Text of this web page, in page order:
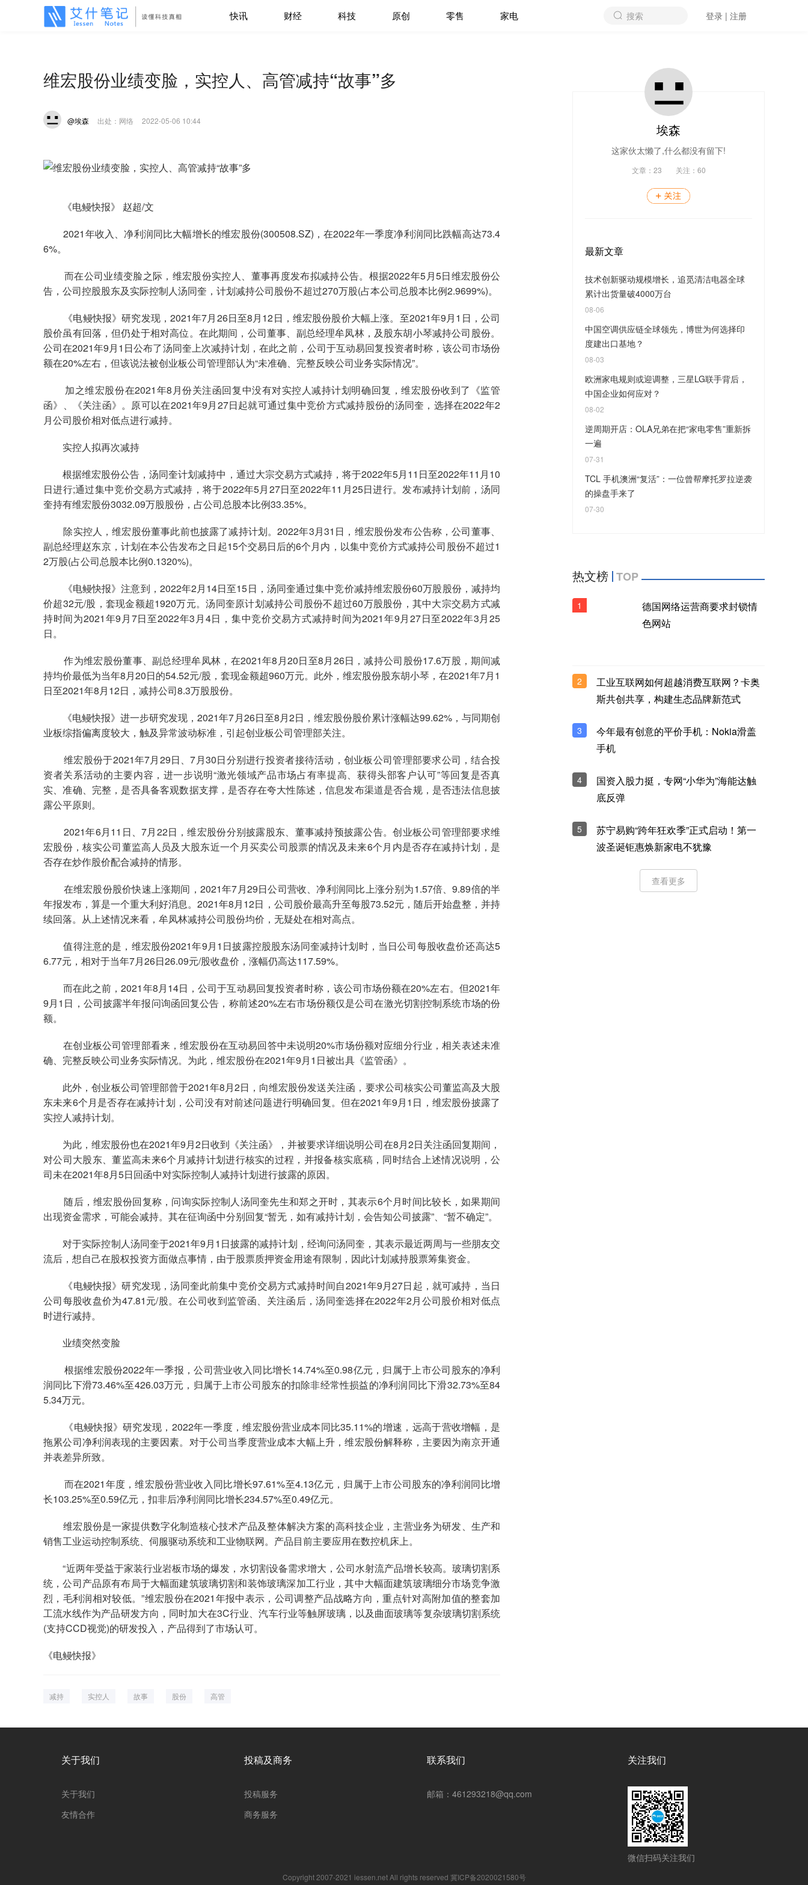
快讯 财经 科技 原创 零售 家电 搜索 登录 | 注册
维宏股份业绩变脸，实控人、高管减持“故事”多
@埃森 出处：网络 2022-05-06 10:44
《电鳗快报》 赵超/文
2021年收入、净利润同比大幅增长的维宏股份(300508.SZ)，在2022年一季度净利润同比跌幅高达73.4
6%。
而在公司业绩变脸之际，维宏股份实控人、董事再度发布拟减持公告。根据2022年5月5日维宏股份公
告，公司控股股东及实际控制人汤同奎，计划减持公司股份不超过270万股(占本公司总股本比例2.9699%)。
《电鳗快报》研究发现，2021年7月26日至8月12日，维宏股份股价大幅上涨。至2021年9月1日，公司
股价虽有回落，但仍处于相对高位。在此期间，公司董事、副总经理牟凤林，及股东胡小琴减持公司股份。
公司在2021年9月1日公布了汤同奎上次减持计划，在此之前，公司于互动易回复投资者时称，该公司市场份
额在20%左右，但该说法被创业板公司管理部认为“未准确、完整反映公司业务实际情况”。
加之维宏股份在2021年8月份关注函回复中没有对实控人减持计划明确回复，维宏股份收到了《监管
函》、《关注函》。原可以在2021年9月27日起就可通过集中竞价方式减持股份的汤同奎，选择在2022年2
月公司股价相对低点进行减持。
实控人拟再次减持
根据维宏股份公告，汤同奎计划减持中，通过大宗交易方式减持，将于2022年5月11日至2022年11月10
日进行;通过集中竞价交易方式减持，将于2022年5月27日至2022年11月25日进行。发布减持计划前，汤同
奎持有维宏股份3032.09万股股份，占公司总股本比例33.35%。
除实控人，维宏股份董事此前也披露了减持计划。2022年3月31日，维宏股份发布公告称，公司董事、
副总经理赵东京，计划在本公告发布之日起15个交易日后的6个月内，以集中竞价方式减持公司股份不超过1
2万股(占公司总股本比例0.1320%)。
《电鳗快报》注意到，2022年2月14日至15日，汤同奎通过集中竞价减持维宏股份60万股股份，减持均
价超32元/股，套现金额超1920万元。汤同奎原计划减持公司股份不超过60万股股份，其中大宗交易方式减
持时间为2021年9月7日至2022年3月4日，集中竞价交易方式减持时间为2021年9月27日至2022年3月25
日。
作为维宏股份董事、副总经理牟凤林，在2021年8月20日至8月26日，减持公司股份17.6万股，期间减
持均价最低为当年8月20日的54.52元/股，套现金额超960万元。此外，维宏股份股东胡小琴，在2021年7月1
日至2021年8月12日，减持公司8.3万股股份。
《电鳗快报》进一步研究发现，2021年7月26日至8月2日，维宏股份股价累计涨幅达99.62%，与同期创
业板综指偏离度较大，触及异常波动标准，引起创业板公司管理部关注。
维宏股份于2021年7月29日、7月30日分别进行投资者接待活动，创业板公司管理部要求公司，结合投
资者关系活动的主要内容，进一步说明“激光领域产品市场占有率提高、获得头部客户认可”等回复是否真
实、准确、完整，是否具备客观数据支撑，是否存在夸大性陈述，信息发布渠道是否合规，是否违法信息披
露公平原则。
2021年6月11日、7月22日，维宏股份分别披露股东、董事减持预披露公告。创业板公司管理部要求维
宏股份，核实公司董监高人员及大股东近一个月买卖公司股票的情况及未来6个月内是否存在减持计划，是
否存在炒作股价配合减持的情形。
在维宏股份股价快速上涨期间，2021年7月29日公司营收、净利润同比上涨分别为1.57倍、9.89倍的半
年报发布，算是一个重大利好消息。2021年8月12日，公司股价最高升至每股73.52元，随后开始盘整，并持
续回落。从上述情况来看，牟凤林减持公司股份均价，无疑处在相对高点。
值得注意的是，维宏股份2021年9月1日披露控股股东汤同奎减持计划时，当日公司每股收盘价还高达5
6.77元，相对于当年7月26日26.09元/股收盘价，涨幅仍高达117.59%。
而在此之前，2021年8月14日，公司于互动易回复投资者时称，该公司市场份额在20%左右。但2021年
9月1日，公司披露半年报问询函回复公告，称前述20%左右市场份额仅是公司在激光切割控制系统市场的份
额。
在创业板公司管理部看来，维宏股份在互动易回答中未说明20%市场份额对应细分行业，相关表述未准
确、完整反映公司业务实际情况。为此，维宏股份在2021年9月1日被出具《监管函》。
此外，创业板公司管理部曾于2021年8月2日，向维宏股份发送关注函，要求公司核实公司董监高及大股
东未来6个月是否存在减持计划，公司没有对前述问题进行明确回复。但在2021年9月1日，维宏股份披露了
实控人减持计划。
为此，维宏股份也在2021年9月2日收到《关注函》，并被要求详细说明公司在8月2日关注函回复期间，
对公司大股东、董监高未来6个月减持计划进行核实的过程，并报备核实底稿，同时结合上述情况说明，公
司未在2021年8月5日回函中对实际控制人减持计划进行披露的原因。
随后，维宏股份回复称，问询实际控制人汤同奎先生和郑之开时，其表示6个月时间比较长，如果期间
出现资金需求，可能会减持。其在征询函中分别回复“暂无，如有减持计划，会告知公司披露”、“暂不确定”。
对于实际控制人汤同奎于2021年9月1日披露的减持计划，经询问汤同奎，其表示最近两周与一些朋友交
流后，想自己在股权投资方面做点事情，由于股票质押资金用途有限制，因此计划减持股票筹集资金。
《电鳗快报》研究发现，汤同奎此前集中竞价交易方式减持时间自2021年9月27日起，就可减持，当日
公司每股收盘价为47.81元/股。在公司收到监管函、关注函后，汤同奎选择在2022年2月公司股价相对低点
时进行减持。
业绩突然变脸
根据维宏股份2022年一季报，公司营业收入同比增长14.74%至0.98亿元，归属于上市公司股东的净利
润同比下滑73.46%至426.03万元，归属于上市公司股东的扣除非经常性损益的净利润同比下滑32.73%至84
5.34万元。
《电鳗快报》研究发现，2022年一季度，维宏股份营业成本同比35.11%的增速，远高于营收增幅，是
拖累公司净利润表现的主要因素。对于公司当季度营业成本大幅上升，维宏股份解释称，主要因为南京开通
并表差异所致。
而在2021年度，维宏股份营业收入同比增长97.61%至4.13亿元，归属于上市公司股东的净利润同比增
长103.25%至0.59亿元，扣非后净利润同比增长234.57%至0.49亿元。
维宏股份是一家提供数字化制造核心技术产品及整体解决方案的高科技企业，主营业务为研发、生产和
销售工业运动控制系统、伺服驱动系统和工业物联网。产品目前主要应用在数控机床上。
“近两年受益于家装行业岩板市场的爆发，水切割设备需求增大，公司水射流产品增长较高。玻璃切割系
统，公司产品原有布局于大幅面建筑玻璃切割和装饰玻璃深加工行业，其中大幅面建筑玻璃细分市场竞争激
烈，毛利润相对较低。”维宏股份在2021年报中表示，公司调整产品战略方向，重点针对高附加值的整套加
工流水线作为产品研发方向，同时加大在3C行业、汽车行业等触屏玻璃，以及曲面玻璃等复杂玻璃切割系统
(支持CCD视觉)的研发投入，产品得到了市场认可。
《电鳗快报》
减持 实控人 故事 股份 高管
埃森
这家伙太懒了,什么都没有留下!
文章： 23 关注： 60
最新文章
技术创新驱动规模增长，追觅清洁电器全球
累计出货量破4000万台
08-06
中国空调供应链全球领先，博世为何选择印
度建出口基地？
08-03
欧洲家电规则或迎调整，三星LG联手背后，
中国企业如何应对？
08-02
逆周期开店：OLA兄弟在把“家电零售”重新拆
一遍
07-31
TCL 手机澳洲“复活”：一位曾帮摩托罗拉逆袭
的操盘手来了
07-30
热文榜 TOP
1
德国网络运营商要求封锁情
色网站
2
工业互联网如何超越消费互联网？卡奥
斯共创共享，构建生态品牌新范式
3
今年最有创意的平价手机：Nokia滑盖
手机
4
国资入股力挺，专网“小华为”海能达触
底反弹
5
苏宁易购“跨年狂欢季”正式启动！第一
波圣诞钜惠焕新家电不犹豫
查看更多
关于我们
关于我们
友情合作
投稿及商务
投稿服务
商务服务
联系我们
邮箱：461293218@qq.com
关注我们
微信扫码关注我们
Copyright 2007-2021 iessen.net All rights reserved 冀ICP备2020021580号